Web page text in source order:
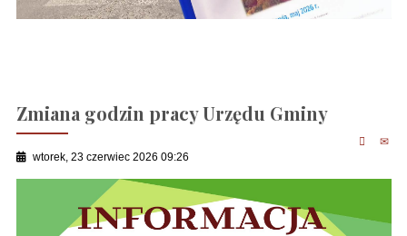
Zmiana godzin pracy Urzędu Gminy
wtorek, 23 czerwiec 2026 09:26